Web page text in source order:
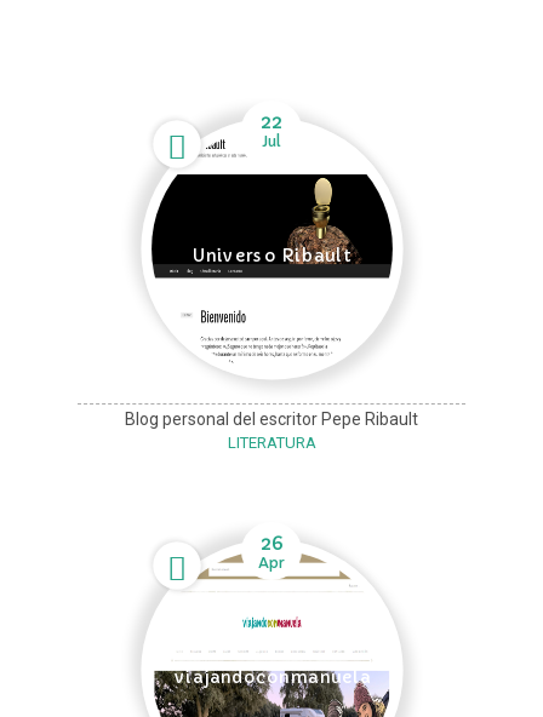
22
Jul
Universo Ribault
Blog personal del escritor Pepe Ribault
LITERATURA
26
Apr
viajandoconmanuela